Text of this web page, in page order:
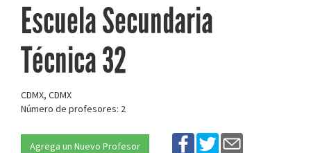
Escuela Secundaria
Técnica 32
CDMX, CDMX
Número de profesores: 2
Agrega un Nuevo Profesor